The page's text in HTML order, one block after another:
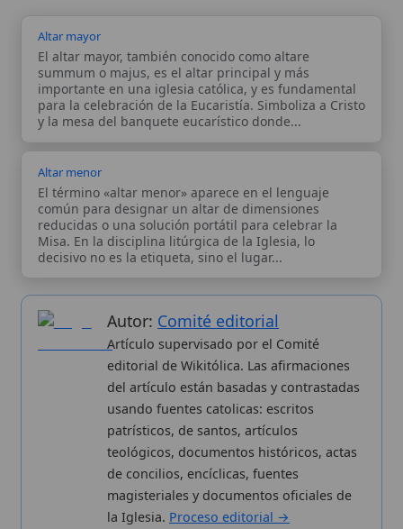
reducidas o una solución portátil para celebrar la
Misa. En la disciplina litúrgica de la Iglesia, lo
decisivo no es la etiqueta, sino el lugar...
Autor:Comité editorial
del artículo están basadas y contrastadas
usando fuentes catolicas: escritos
patrísticos, de santos, artículos
teológicos, documentos históricos, actas
de concilios, encíclicas, fuentes
la Iglesia.Proceso editorial →
Wikitólica © 2026 . Enciclopedia del patrimonio doctrinal,
histórico y litúrgico de la Iglesia Católica. Parte de la red formativa
Curso Católico, Buscador Católico yCustodio Animae. Con
analíticas anónimas. LicenciaCC BY-SA (texto). Editado en
Valencia, España.ISSN: 3101-7339 . Bajo el patrocinio de San
Carlo Acutis.
Sobre nosotros
Proceso editorial
Publicación seriada
Datos abiertos
Estadísticas
Aviso legal
Categorias
Más visitados
Nuevas entradas
Cambios recientes
Kit de Prensa